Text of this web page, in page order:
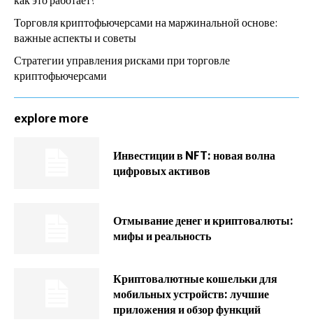
Торговля криптофьючерсами на маржинальной основе:
важные аспекты и советы
Стратегии управления рисками при торговле
криптофьючерсами
explore more
Инвестиции в NFT: новая волна
цифровых активов
Отмывание денег и криптовалюты:
мифы и реальность
Криптовалютные кошельки для
мобильных устройств: лучшие
приложения и обзор функций